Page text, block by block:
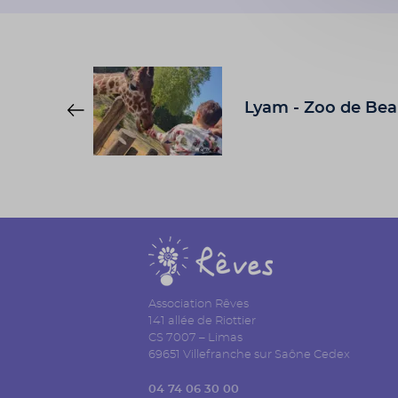
Lyam - Zoo de
Association Rêves
141 allée de Riottier
CS 7007 – Limas
69651 Villefranche sur Saône Cedex
04 74 06 30 00